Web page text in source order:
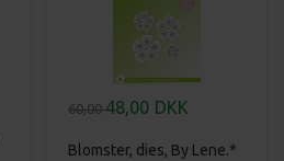
60,0048,00 DKK
Blomster, dies, By Lene.*